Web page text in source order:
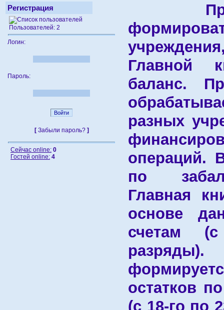
Регистрация
Пользователей: 2
Логин:
Пароль:
[ Забыли пароль?]
Cейчас online: 0
Гостей online: 4
Главной
баланс.
разных
операций.
по
Главная
основе
счетам
разряды).
остатков
(с 18-го по